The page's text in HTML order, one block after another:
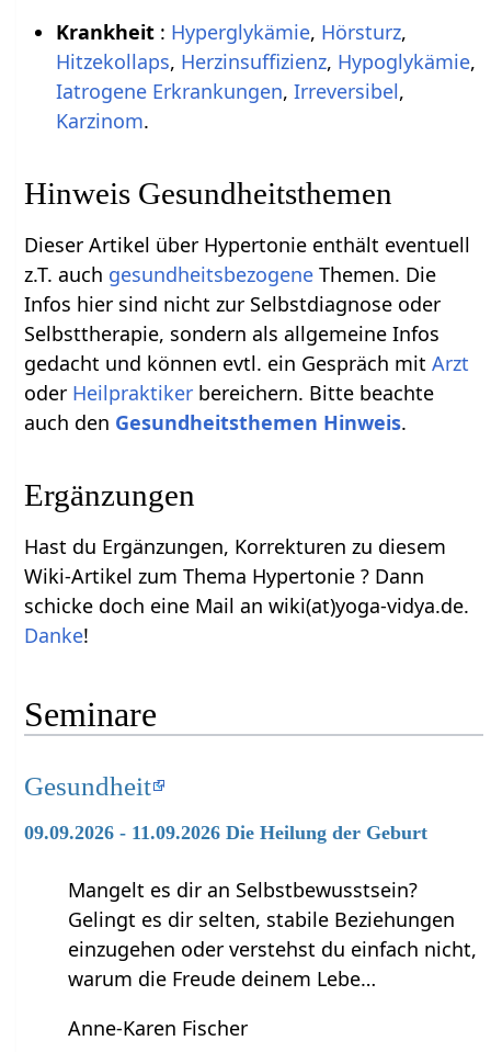
Krankheit : Hyperglykämie, Hörsturz,
Hitzekollaps, Herzinsuffizienz, Hypoglykämie,
Iatrogene Erkrankungen, Irreversibel,
Karzinom.
Hinweis Gesundheitsthemen
Dieser Artikel über Hypertonie enthält eventuell
z.T. auch gesundheitsbezogene Themen. Die
Infos hier sind nicht zur Selbstdiagnose oder
Selbsttherapie, sondern als allgemeine Infos
gedacht und können evtl. ein Gespräch mitArzt
oder Heilpraktiker bereichern. Bitte beachte
auch den Gesundheitsthemen Hinweis.
Ergänzungen
Hast du Ergänzungen, Korrekturen zu diesem
Wiki-Artikel zum Thema Hypertonie ? Dann
schicke doch eine Mail an wiki(at)yoga-vidya.de.
Danke!
Seminare
Gesundheit
09.09.2026 - 11.09.2026 Die Heilung der Geburt
Mangelt es dir an Selbstbewusstsein?
Gelingt es dir selten, stabile Beziehungen
einzugehen oder verstehst du einfach nicht,
warum die Freude deinem Lebe…
Anne-Karen Fischer